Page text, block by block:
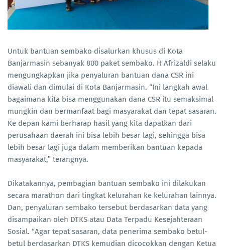
Untuk bantuan sembako disalurkan khusus di Kota
Banjarmasin sebanyak 800 paket sembako. H Afrizaldi selaku
mengungkapkan jika penyaluran bantuan dana CSR ini
diawali dan dimulai di Kota Banjarmasin. “Ini langkah awal
bagaimana kita bisa menggunakan dana CSR itu semaksimal
mungkin dan bermanfaat bagi masyarakat dan tepat sasaran.
Ke depan kami berharap hasil yang kita dapatkan dari
perusahaan daerah ini bisa lebih besar lagi, sehingga bisa
lebih besar lagi juga dalam memberikan bantuan kepada
masyarakat,” terangnya.
Dikatakannya, pembagian bantuan sembako ini dilakukan
secara marathon dari tingkat kelurahan ke kelurahan lainnya.
Dan, penyaluran sembako tersebut berdasarkan data yang
disampaikan oleh DTKS atau Data Terpadu Kesejahteraan
Sosial. “Agar tepat sasaran, data penerima sembako betul-
betul berdasarkan DTKS kemudian dicocokkan dengan Ketua